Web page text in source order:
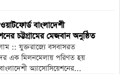
বাংলাদেশী
চট্টগ্রামের মেজবান অনুষ্ঠিত
:: যুক্তরাজ্যে বসবাসরত
এক মিলনমেলায় পরিণত হয়
অ্যাসোসিয়েশনের...